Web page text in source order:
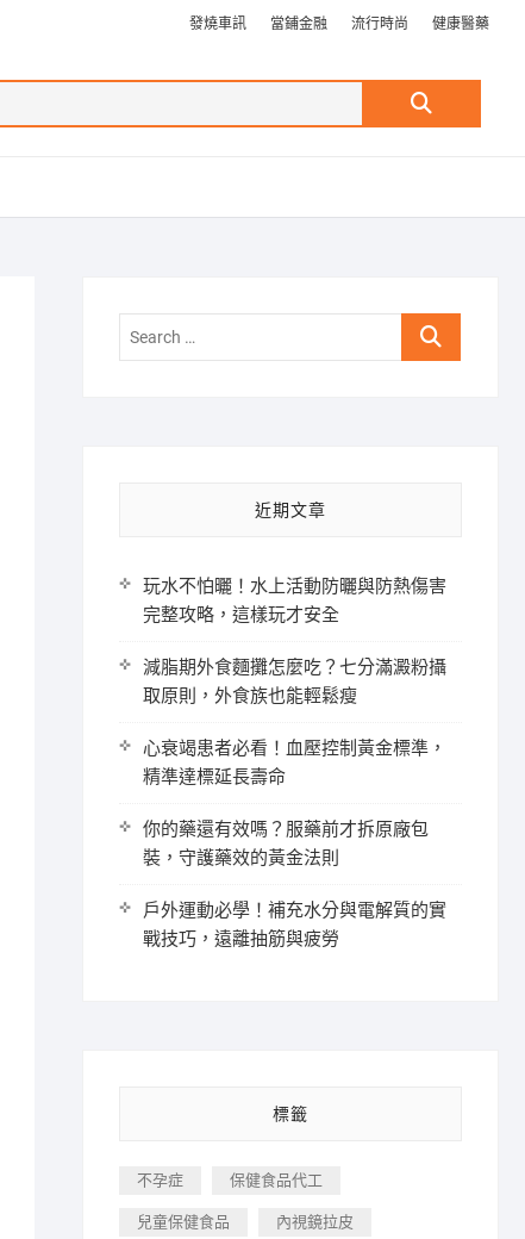
發燒車訊 當鋪金融 流行時尚 健康醫藥
Search
Search
近期文章
玩水不怕曬！水上活動防曬與防熱傷害
完整攻略，這樣玩才安全
減脂期外食麵攤怎麼吃？七分滿澱粉攝
取原則，外食族也能輕鬆瘦
心衰竭患者必看！血壓控制黃金標準，
精準達標延長壽命
你的藥還有效嗎？服藥前才拆原廠包
裝，守護藥效的黃金法則
戶外運動必學！補充水分與電解質的實
戰技巧，遠離抽筋與疲勞
標籤
不孕症 保健食品代工
兒童保健食品 內視鏡拉皮